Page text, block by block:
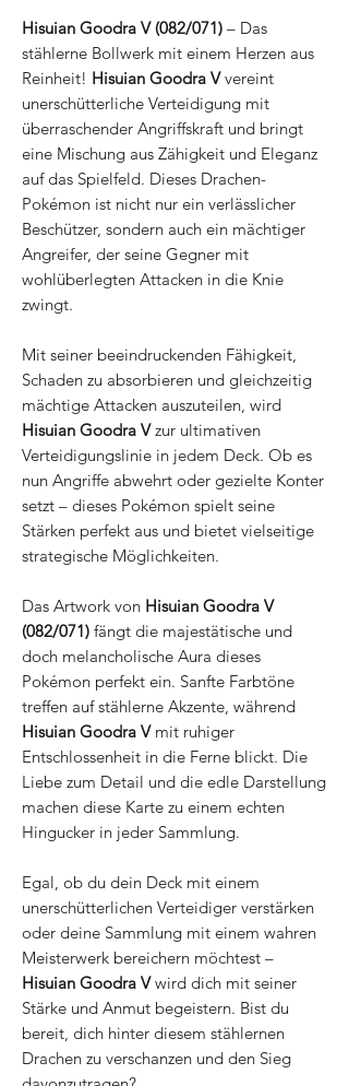
Hisuian Goodra V (082/071) – Das
stählerne Bollwerk mit einem Herzen aus
Reinheit! Hisuian Goodra Vvereint
unerschütterliche Verteidigung mit
überraschender Angriffskraft und bringt
eine Mischung aus Zähigkeit und Eleganz
auf das Spielfeld. Dieses Drachen-
Pokémon ist nicht nur ein verlässlicher
Beschützer, sondern auch ein mächtiger
Angreifer, der seine Gegner mit
wohlüberlegten Attacken in die Knie
zwingt.
Mit seiner beeindruckenden Fähigkeit,
Schaden zu absorbieren und gleichzeitig
mächtige Attacken auszuteilen, wird
Hisuian Goodra Vzur ultimativen
Verteidigungslinie in jedem Deck. Ob es
nun Angriffe abwehrt oder gezielte Konter
setzt – dieses Pokémon spielt seine
Stärken perfekt aus und bietet vielseitige
strategische Möglichkeiten.
Das Artwork von Hisuian Goodra V
(082/071) fängt die majestätische und
doch melancholische Aura dieses
Pokémon perfekt ein. Sanfte Farbtöne
treffen auf stählerne Akzente, während
Hisuian Goodra Vmit ruhiger
Entschlossenheit in die Ferne blickt. Die
Liebe zum Detail und die edle Darstellung
machen diese Karte zu einem echten
Hingucker in jeder Sammlung.
Egal, ob du dein Deck mit einem
unerschütterlichen Verteidiger verstärken
oder deine Sammlung mit einem wahren
Meisterwerk bereichern möchtest –
Hisuian Goodra Vwird dich mit seiner
Stärke und Anmut begeistern. Bist du
bereit, dich hinter diesem stählernen
Drachen zu verschanzen und den Sieg